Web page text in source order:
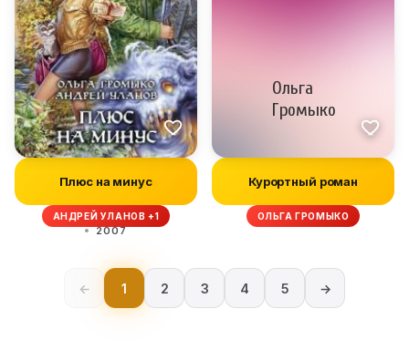
Плюс на минус
АНДРЕЙ УЛАНОВ +1
2007
Курортный роман
ОЛЬГА ГРОМЫКО
← 1 2 3 4 5 →